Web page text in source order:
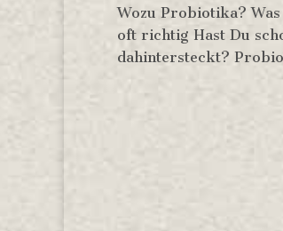
Wozu Probiotika?
oft richtig Hast Du
dahintersteckt?